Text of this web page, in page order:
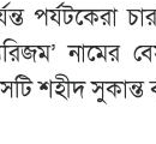
পর্যটকেরা
নামের
শহীদ সুকান্ত